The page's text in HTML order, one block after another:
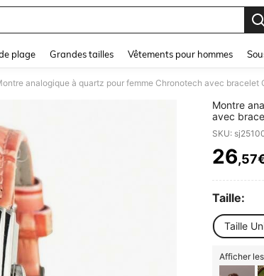
plage Grandes tailles Vêtements pour hommes
analogique à quartz pour femme Chronotech avec bracelet
Montre
SKU:
26
Taille:
Taille
Afficher